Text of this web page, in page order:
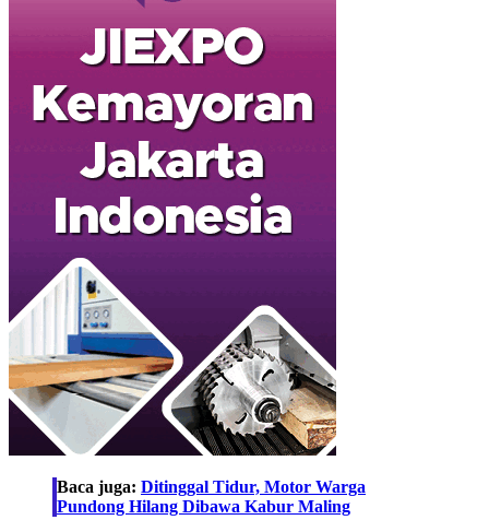
Baca juga: Ditinggal Tidur, Motor Warga
Pundong Hilang Dibawa Kabur Maling